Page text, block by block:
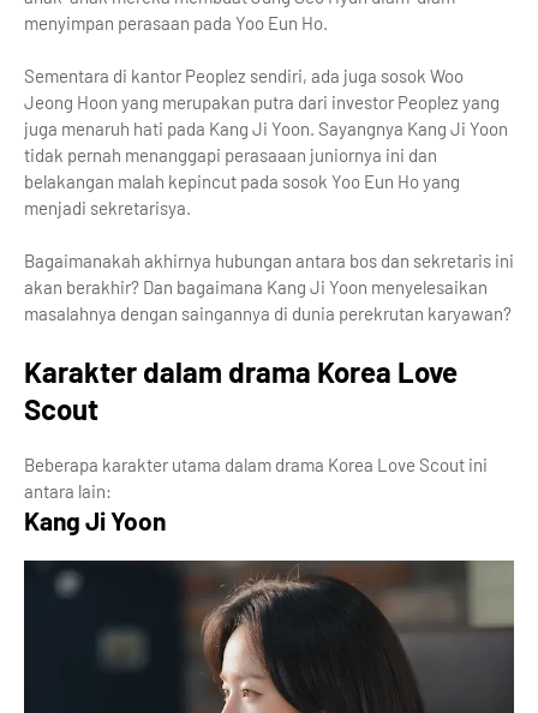
menyimpan perasaan pada Yoo Eun Ho.
Sementara di kantor Peoplez sendiri, ada juga sosok Woo
Jeong Hoon yang merupakan putra dari investor Peoplez yang
juga menaruh hati pada Kang Ji Yoon. Sayangnya Kang Ji Yoon
tidak pernah menanggapi perasaaan juniornya ini dan
belakangan malah kepincut pada sosok Yoo Eun Ho yang
menjadi sekretarisya.
Bagaimanakah akhirnya hubungan antara bos dan sekretaris ini
akan berakhir? Dan bagaimana Kang Ji Yoon menyelesaikan
masalahnya dengan saingannya di dunia perekrutan karyawan?
Karakter dalam drama Korea Love
Scout
Beberapa karakter utama dalam drama Korea Love Scout ini
antara lain:
Kang Ji Yoon